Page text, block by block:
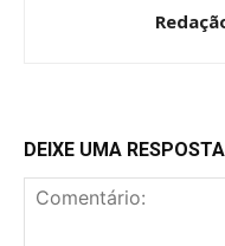
DEIXE UMA RESPOSTA